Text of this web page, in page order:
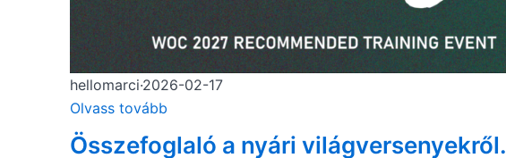
hellomarci·2026-02-17
Olvass tovább
Összefoglaló a nyári világversenyekről.